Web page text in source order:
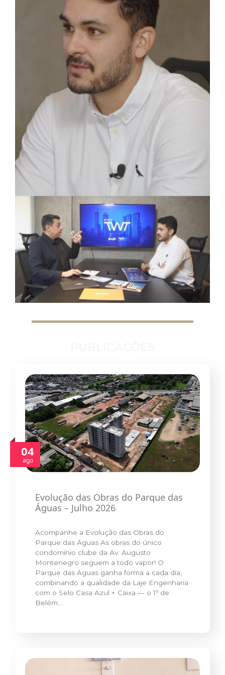
04
ago
Evolução das Obras do Parque das
Águas – Julho 2026
Acompanhe a Evolução das Obras do
Parque das Águas As obras do único
condomínio clube da Av. Augusto
Montenegro seguem a todo vapor! O
Parque das Águas ganha forma a cada dia,
combinando a qualidade da Laje Engenharia
com o Selo Casa Azul + Caixa — o 1º de
Belém…